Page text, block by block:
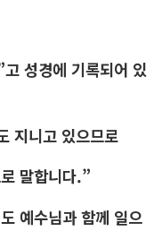
성경에 기록되어 있
지니고 있으므로
말합니다.”
예수님과 함께 일으